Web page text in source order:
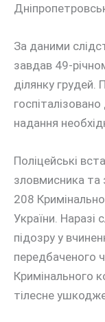
За даними
завдав 49-
ділянку грудей.
надання
Поліцейські
зловмисника та
208
України. Наразі
підозру у
передбаченого
Кримінального
тілесне